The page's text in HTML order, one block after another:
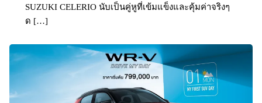
SUZUKI CELERIO นับเป็นคู่หูที่เข้มแข็งและคุ้มค่าจริงๆ
ด […]